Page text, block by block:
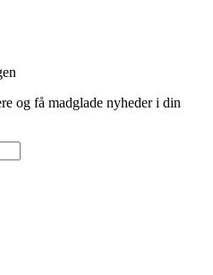
og få madglade nyheder i din